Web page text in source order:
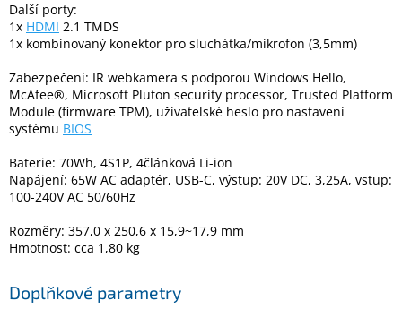
Další porty:
1x HDMI 2.1 TMDS
1x kombinovaný konektor pro sluchátka/mikrofon (3,5mm)
Zabezpečení: IR webkamera s podporou Windows Hello,
McAfee®, Microsoft Pluton security processor, Trusted Platform
Module (firmware TPM), uživatelské heslo pro nastavení
systému BIOS
Baterie: 70Wh, 4S1P, 4článková Li-ion
Napájení: 65W AC adaptér, USB-C, výstup: 20V DC, 3,25A, vstup:
100-240V AC 50/60Hz
Rozměry: 357,0 x 250,6 x 15,9~17,9 mm
Hmotnost: cca 1,80 kg
Doplňkové parametry